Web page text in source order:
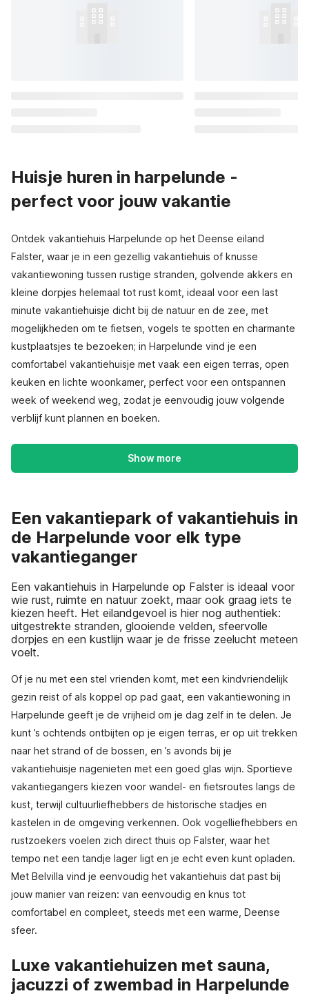
Huisje huren in harpelunde -
perfect voor jouw vakantie
Ontdek vakantiehuis Harpelunde op het Deense eiland
Falster, waar je in een gezellig vakantiehuis of knusse
vakantiewoning tussen rustige stranden, golvende akkers en
kleine dorpjes helemaal tot rust komt, ideaal voor een last
minute vakantiehuisje dicht bij de natuur en de zee, met
mogelijkheden om te fietsen, vogels te spotten en charmante
kustplaatsjes te bezoeken; in Harpelunde vind je een
comfortabel vakantiehuisje met vaak een eigen terras, open
keuken en lichte woonkamer, perfect voor een ontspannen
week of weekend weg, zodat je eenvoudig jouw volgende
verblijf kunt plannen en boeken.
Show more
Een vakantiepark of vakantiehuis in
de Harpelunde voor elk type
vakantieganger
Een vakantiehuis in Harpelunde op Falster is ideaal voor
wie rust, ruimte en natuur zoekt, maar ook graag iets te
kiezen heeft. Het eilandgevoel is hier nog authentiek:
uitgestrekte stranden, glooiende velden, sfeervolle
dorpjes en een kustlijn waar je de frisse zeelucht meteen
voelt.
Of je nu met een stel vrienden komt, met een kindvriendelijk
gezin reist of als koppel op pad gaat, een vakantiewoning in
Harpelunde geeft je de vrijheid om je dag zelf in te delen. Je
kunt ’s ochtends ontbijten op je eigen terras, er op uit trekken
naar het strand of de bossen, en ’s avonds bij je
vakantiehuisje nagenieten met een goed glas wijn. Sportieve
vakantiegangers kiezen voor wandel- en fietsroutes langs de
kust, terwijl cultuurliefhebbers de historische stadjes en
kastelen in de omgeving verkennen. Ook vogelliefhebbers en
rustzoekers voelen zich direct thuis op Falster, waar het
tempo net een tandje lager ligt en je echt even kunt opladen.
Met Belvilla vind je eenvoudig het vakantiehuis dat past bij
jouw manier van reizen: van eenvoudig en knus tot
comfortabel en compleet, steeds met een warme, Deense
sfeer.
Luxe vakantiehuizen met sauna,
jacuzzi of zwembad in Harpelunde